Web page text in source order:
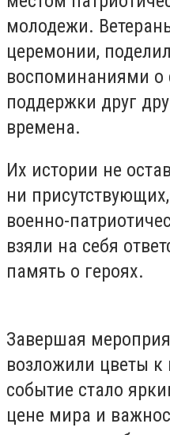
молодежи.
церемонии,
воспоминаниями о
поддержки друг
времена.
Их истории не
ни
военно-
взяли на себя
память о героях.
Завершая
возложили цветы
событие стало
цене мира и